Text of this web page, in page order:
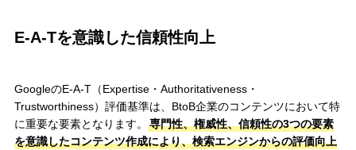
E-A-Tを意識した信頼性向上
GoogleのE-A-T（Expertise・Authoritativeness・
Trustworthiness）評価基準は、BtoB企業のコンテンツにおいて特
に重要な要素となります。
専門性、権威性、信頼性の3つの要素
を意識したコンテンツ作成により、検索エンジンからの評価向上